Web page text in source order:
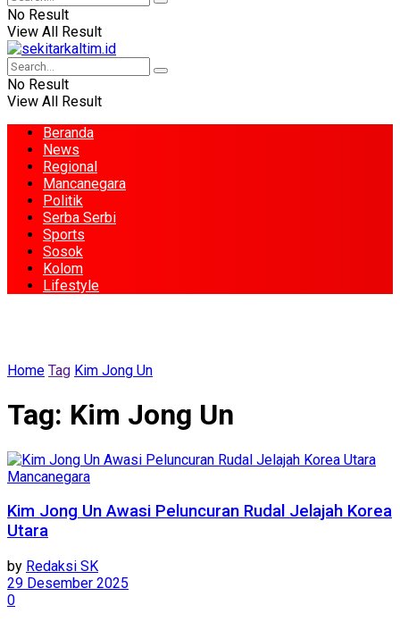
No Result
View All Result
No Result
View All Result
Beranda
News
Regional
Mancanegara
Politik
Serba Serbi
Sports
Sosok
Kolom
Lifestyle
Home Tag Kim Jong Un
Tag: Kim Jong Un
Mancanegara
Kim Jong Un Awasi Peluncuran Rudal Jelajah Korea
Utara
by Redaksi SK
29 Desember 2025
0